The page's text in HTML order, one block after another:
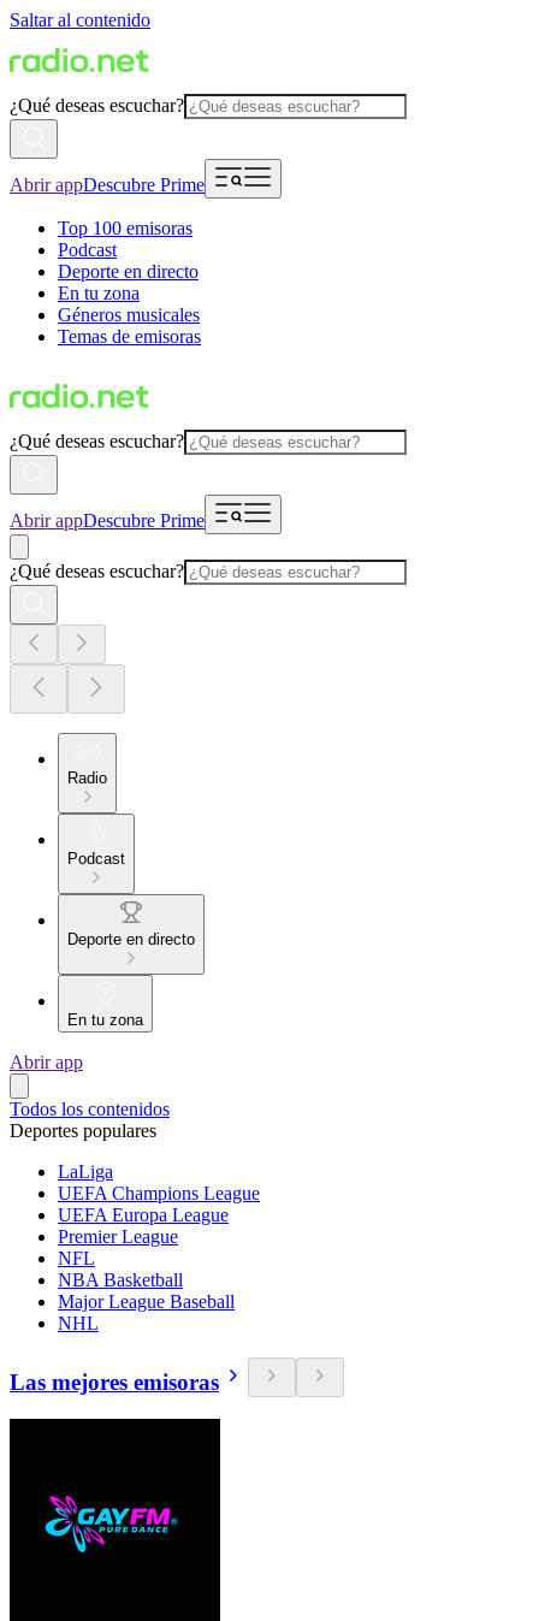
Saltar al contenido
¿Qué deseas escuchar?
Abrir appDescubre Prime
Top 100 emisoras
Podcast
Deporte en directo
En tu zona
Géneros musicales
Temas de emisoras
¿Qué deseas escuchar?
Abrir appDescubre Prime
¿Qué deseas escuchar?
Radio
Podcast
Deporte en directo
En tu zona
Abrir app
Todos los contenidos
Deportes populares
LaLiga
UEFA Champions League
UEFA Europa League
Premier League
NFL
NBA Basketball
Major League Baseball
NHL
Las mejores emisoras